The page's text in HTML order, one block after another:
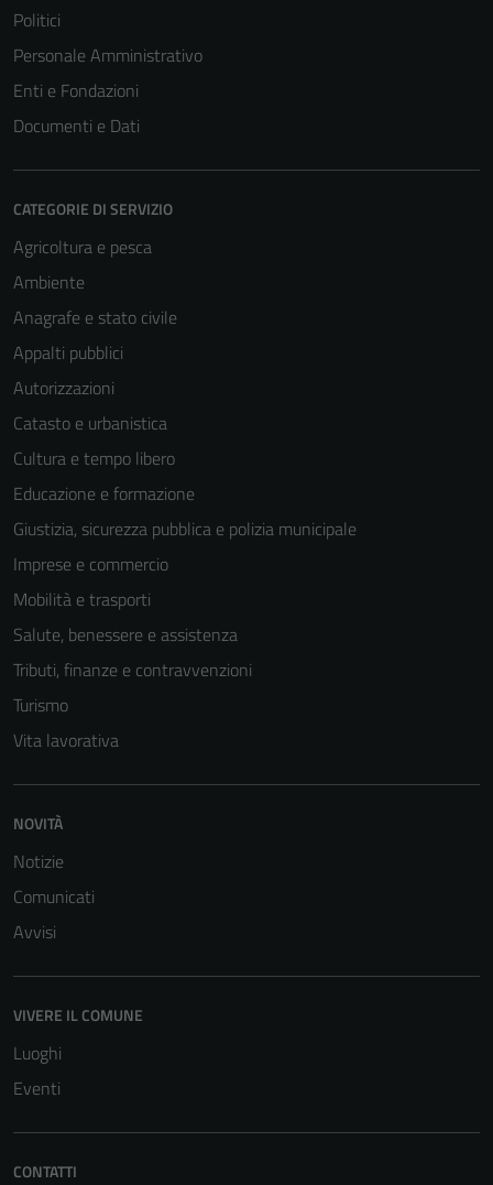
Politici
Personale Amministrativo
Enti e Fondazioni
Documenti e Dati
CATEGORIE DI SERVIZIO
Agricoltura e pesca
Ambiente
Anagrafe e stato civile
Appalti pubblici
Autorizzazioni
Catasto e urbanistica
Cultura e tempo libero
Educazione e formazione
Giustizia, sicurezza pubblica e polizia municipale
Imprese e commercio
Mobilità e trasporti
Salute, benessere e assistenza
Tributi, finanze e contravvenzioni
Turismo
Vita lavorativa
NOVITÀ
Notizie
Comunicati
Avvisi
VIVERE IL COMUNE
Luoghi
Eventi
CONTATTI